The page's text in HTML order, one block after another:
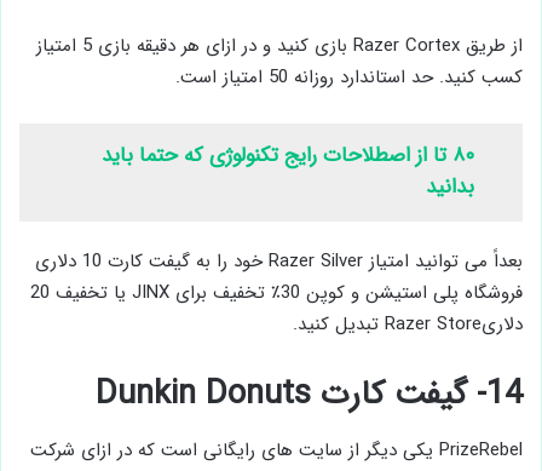
از طریق Razer Cortex بازی کنید و در ازای هر دقیقه بازی 5 امتیاز
کسب کنید. حد استاندارد روزانه 50 امتیاز است.
۸۰ تا از اصطلاحات رایج تکنولوژی که حتما باید
بدانید
بعداً می توانید امتیاز Razer Silver خود را به گیفت کارت 10 دلاری
فروشگاه پلی استیشن و کوپن 30٪ تخفیف برای JINX یا تخفیف 20
دلاریRazer Store تبدیل کنید.
14- گیفت کارت Dunkin Donuts
PrizeRebel یکی دیگر از سایت های رایگانی است که در ازای شرکت